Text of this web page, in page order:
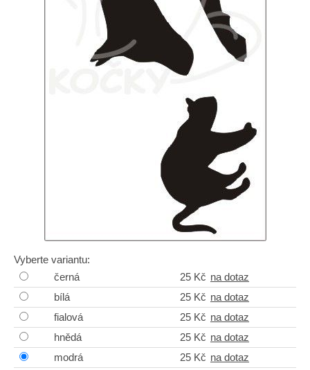
Vyberte variantu:
černá
25 Kč na dotaz
bílá
25 Kč na dotaz
fialová
25 Kč na dotaz
hnědá
25 Kč na dotaz
modrá
25 Kč na dotaz